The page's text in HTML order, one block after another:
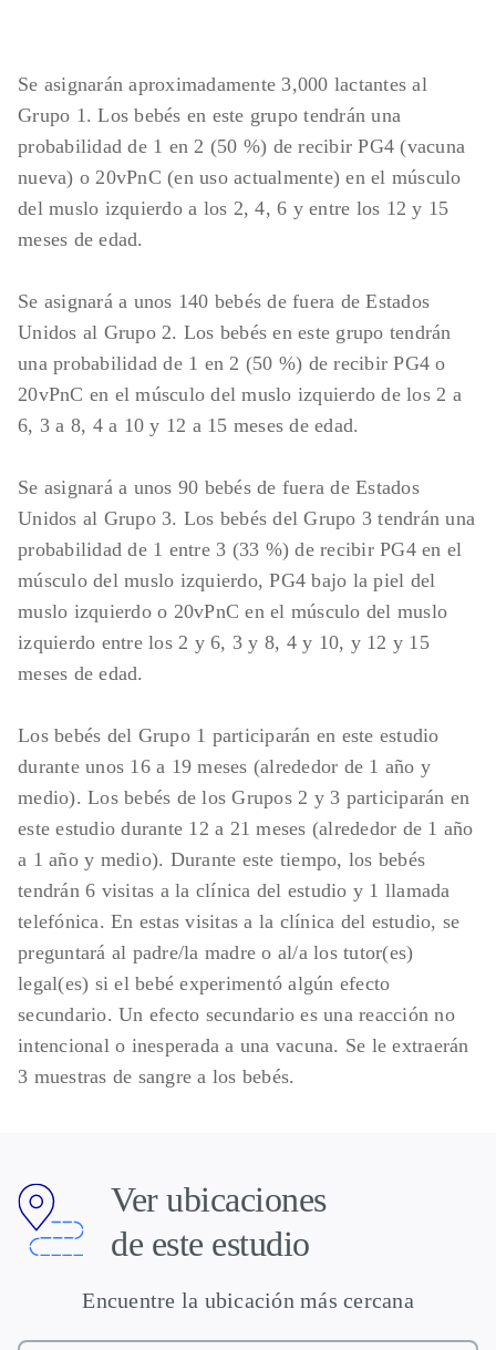
Se asignarán aproximadamente 3,000 lactantes al
Grupo 1. Los bebés en este grupo tendrán una
probabilidad de 1 en 2 (50 %) de recibir PG4 (vacuna
nueva) o 20vPnC (en uso actualmente) en el músculo
del muslo izquierdo a los 2, 4, 6 y entre los 12 y 15
meses de edad.
Se asignará a unos 140 bebés de fuera de Estados
Unidos al Grupo 2. Los bebés en este grupo tendrán
una probabilidad de 1 en 2 (50 %) de recibir PG4 o
20vPnC en el músculo del muslo izquierdo de los 2 a
6, 3 a 8, 4 a 10 y 12 a 15 meses de edad.
Se asignará a unos 90 bebés de fuera de Estados
Unidos al Grupo 3. Los bebés del Grupo 3 tendrán una
probabilidad de 1 entre 3 (33 %) de recibir PG4 en el
músculo del muslo izquierdo, PG4 bajo la piel del
muslo izquierdo o 20vPnC en el músculo del muslo
izquierdo entre los 2 y 6, 3 y 8, 4 y 10, y 12 y 15
meses de edad.
Los bebés del Grupo 1 participarán en este estudio
durante unos 16 a 19 meses (alrededor de 1 año y
medio). Los bebés de los Grupos 2 y 3 participarán en
este estudio durante 12 a 21 meses (alrededor de 1 año
a 1 año y medio). Durante este tiempo, los bebés
tendrán 6 visitas a la clínica del estudio y 1 llamada
telefónica. En estas visitas a la clínica del estudio, se
preguntará al padre/la madre o al/a los tutor(es)
legal(es) si el bebé experimentó algún efecto
secundario. Un efecto secundario es una reacción no
intencional o inesperada a una vacuna. Se le extraerán
3 muestras de sangre a los bebés.
Ver ubicaciones
de este estudio
Encuentre la ubicación más cercana